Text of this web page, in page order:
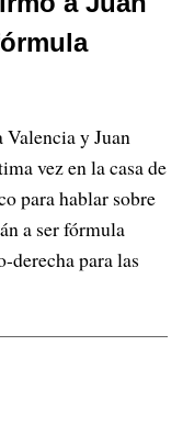
Valencia y Juan
vez en la casa de
para hablar sobre
a ser fórmula
derecha para las